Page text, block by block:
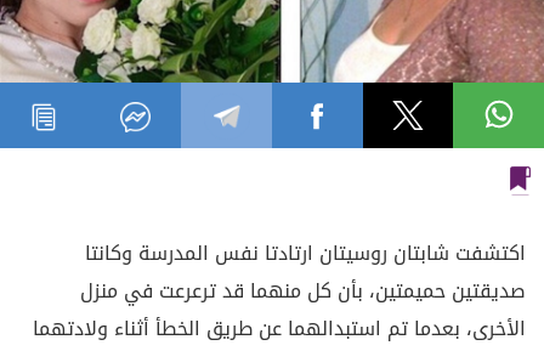
اكتشفت شابتان روسيتان ارتادتا نفس المدرسة وكانتا
صديقتين حميمتين، بأن كل منهما قد ترعرعت في منزل
الأخرى، بعدما تم استبدالهما عن طريق الخطأ أثناء ولادتهما